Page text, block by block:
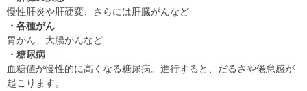
慢性肝炎や肝硬変、さらには肝臓がんなど
・各種がん
胃がん、大腸がんなど
・糖尿病
血糖値が慢性的に高くなる糖尿病。進行すると、だるさや倦怠感が
起こります。